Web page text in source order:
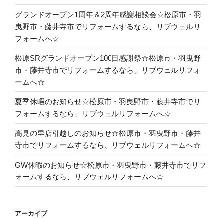
グランドオープン1周年＆2周年感謝相談会☆松原市・羽
曳野市・藤井寺市でリフォームするなら、リブウェルリ
フォームへ☆
松原SRグランドオープン100日感謝祭☆松原市・羽曳野
市・藤井寺市でリフォームするなら、リブウェルリフォ
ームへ☆
夏季休暇のお知らせ☆松原市・羽曳野市・藤井寺市でリ
フォームするなら、リブウェルリフォームへ☆
高見の里店引越しのお知らせ☆松原市・羽曳野市・藤井
寺市でリフォームするなら、リブウェルリフォームへ☆
GW休暇のお知らせ☆松原市・羽曳野市・藤井寺市でリフ
ォームするなら、リブウェルリフォームへ☆
アーカイブ